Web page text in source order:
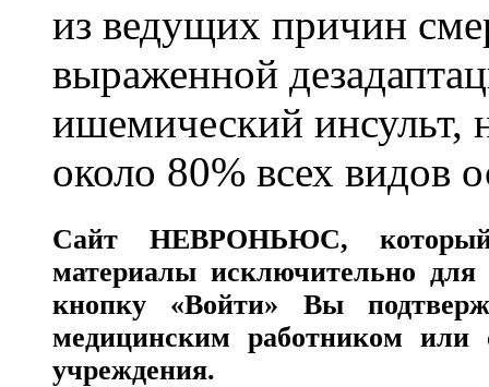
из ведущих причин
выраженной
ишемический инсульт,
около 80% всех видов
СайтНЕВРОНЬЮС,
материалы исключительно для
кнопку «Войти» Вы
медицинским работником или
учреждения.